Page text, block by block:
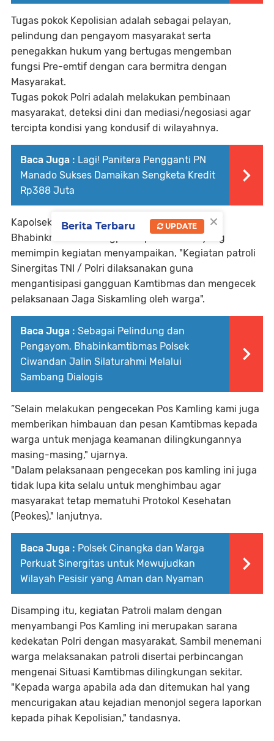
Tugas pokok Kepolisian adalah sebagai pelayan,
pelindung dan pengayom masyarakat serta
penegakkan hukum yang bertugas mengemban
fungsi Pre-emtif dengan cara bermitra dengan
Masyarakat.
Tugas pokok Polri adalah melakukan pembinaan
masyarakat, deteksi dini dan mediasi/negosiasi agar
tercipta kondisi yang kondusif di wilayahnya.
Baca Juga : Lagi! Panitera Pengganti PN
Manado Sukses Damaikan Sengketa Kredit
Rp388 Juta
Kapolsek Picung Iptu Aris Munandar melalui
Bhabinkmatibmas Brigpol Hapis Iskandar yang
memimpin kegiatan menyampaikan, "Kegiatan patroli
Sinergitas TNI / Polri dilaksanakan guna
mengantisipasi gangguan Kamtibmas dan mengecek
pelaksanaan Jaga Siskamling oleh warga".
Baca Juga : Sebagai Pelindung dan
Pengayom, Bhabinkamtibmas Polsek
Ciwandan Jalin Silaturahmi Melalui
Sambang Dialogis
”Selain melakukan pengecekan Pos Kamling kami juga
memberikan himbauan dan pesan Kamtibmas kepada
warga untuk menjaga keamanan dilingkungannya
masing-masing," ujarnya.
"Dalam pelaksanaan pengecekan pos kamling ini juga
tidak lupa kita selalu untuk menghimbau agar
masyarakat tetap mematuhi Protokol Kesehatan
(Peokes)," lanjutnya.
Baca Juga : Polsek Cinangka dan Warga
Perkuat Sinergitas untuk Mewujudkan
Wilayah Pesisir yang Aman dan Nyaman
Disamping itu, kegiatan Patroli malam dengan
menyambangi Pos Kamling ini merupakan sarana
kedekatan Polri dengan masyarakat, Sambil menemani
warga melaksanakan patroli disertai perbincangan
mengenai Situasi Kamtibmas dilingkungan sekitar.
"Kepada warga apabila ada dan ditemukan hal yang
mencurigakan atau kejadian menonjol segera laporkan
kepada pihak Kepolisian," tandasnya.
×
Berita Terbaru UPDATE